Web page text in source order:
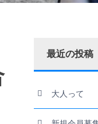
最近の投稿
大人って